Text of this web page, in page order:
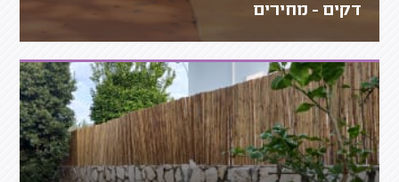
דקים - מחירים